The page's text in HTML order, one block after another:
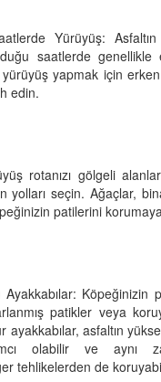
Yürüyüş: Asfaltın
saatlerde
yapmak için
edin.
rotanızı gölgeli
yolları seçin. Ağaçlar,
patilerini korumaya
Köpeğinizin
patikler veya
asfaltın
olabilir ve aynı
tehlikelerden de